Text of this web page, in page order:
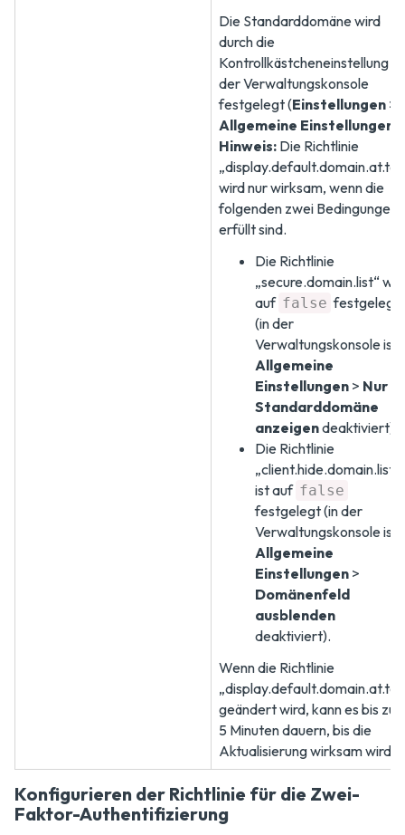
Die Standarddomäne wird
durch die
Kontrollkästcheneinstellung in
der Verwaltungskonsole
festgelegt (Einstellungen >
Allgemeine Einstellungen
Hinweis: Die Richtlinie
wird nur wirksam, wenn die
folgenden zwei Bedingungen
erfüllt sind.
Die Richtlinie
„secure.domain.list“
auf false festgelegt
(in der
Verwaltungskonsole ist
Allgemeine
Einstellungen > Nur
Standarddomäne
anzeigendeaktiviert).
Die Richtlinie
„client.hide.domain.list“
ist auf false
festgelegt (in der
Verwaltungskonsole ist
Allgemeine
Einstellungen >
Domänenfeld
ausblenden
deaktiviert).
Wenn die Richtlinie
geändert wird, kann es bis zu
5 Minuten dauern, bis die
Aktualisierung wirksam wird.
Konfigurieren der Richtlinie für die Zwei-
Faktor-Authentifizierung